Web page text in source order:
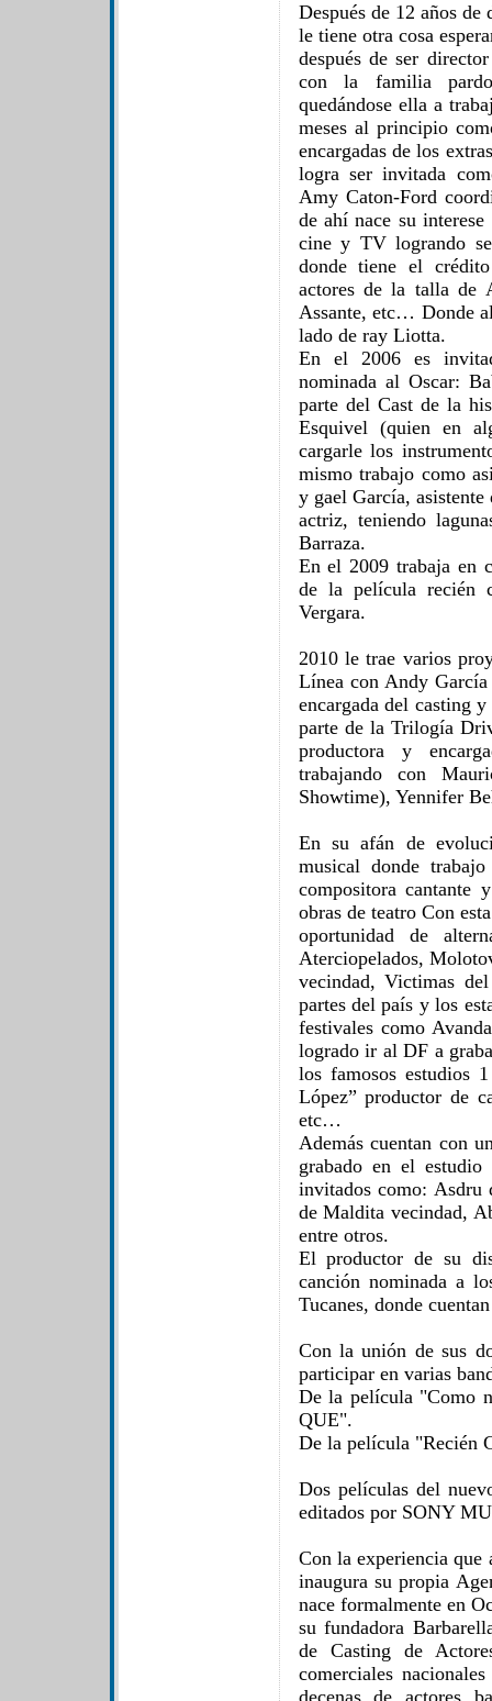
Después de 12 años
le tiene otra cosa
después de ser
con la familia
quedándose ella a
meses al principio
encargadas de los
logra ser invitada
Amy Caton-Ford
de ahí nace su
cine y TV logrando
donde tiene el
actores de la talla de
Assante, etc… Donde
lado de ray Liotta.
En el 2006 es
nominada al Oscar:
parte del Cast de la
Esquivel (quien en
cargarle los
mismo trabajo como
y gael García,
actriz, teniendo
Barraza.
En el 2009 trabaja en
de la película recién
Vergara.
2010 le trae varios
Línea con Andy
encargada del casting
parte de la Trilogía
productora y
trabajando con
Showtime), Yennifer
En su afán de
musical donde
compositora cantante
obras de teatro Con
oportunidad de
Aterciopelados,
vecindad, Victimas
partes del país y los
festivales como
logrado ir al DF a
los famosos estudios
López” productor de
etc…
Además cuentan con
grabado en el estudio
invitados como: Asdru
de Maldita vecindad,
entre otros.
El productor de su
canción nominada a
Tucanes, donde
Con la unión de sus
participar en varias
De la película "Como
QUE".
De la película "Recién
Dos películas del
editados por SONY
Con la experiencia
inaugura su propia
nace formalmente en
su fundadora
de Casting de
comerciales
decenas de actores